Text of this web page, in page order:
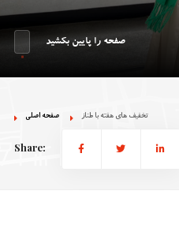
صفحه را پایین بکشید
صفحه اصلی تخفیف های هفته با طناز
Share: